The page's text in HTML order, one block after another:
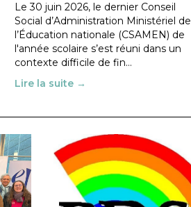
Le 30 juin 2026, le dernier Conseil
Social d’Administration Ministériel de
l’Éducation nationale (CSAMEN) de
l'année scolaire s’est réuni dans un
contexte difficile de fin…
Lire la suite →